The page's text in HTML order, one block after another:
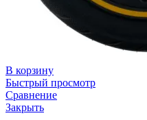
В корзину
Быстрый просмотр
Сравнение
Закрыть